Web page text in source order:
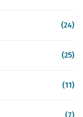
(24)
(25)
(11)
(7)